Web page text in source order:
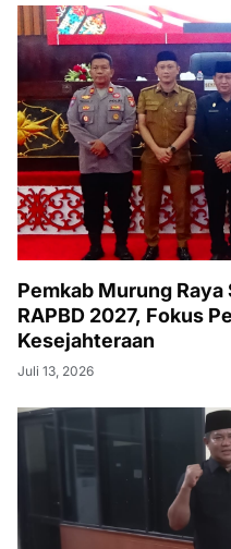
Pemkab Murung Raya
RAPBD 2027, Fokus
Kesejahteraan
Juli 13, 2026